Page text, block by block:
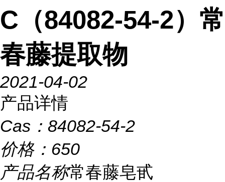
C（84082-54-2）常
春藤提取物
2021-04-02
产品详情
Cas： 84082-54-2
价格： 650
产品名称常春藤皂甙